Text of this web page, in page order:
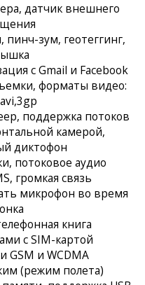
датчик внешнего
зум, геотеггинг,
с Gmail и Facebook
форматы видео:
поддержка потоков
камерой,
диктофон
потоковое аудио
громкая связь
микрофон во время
книга
с SIM-картой
GSM и WCDMA
(режим полета)